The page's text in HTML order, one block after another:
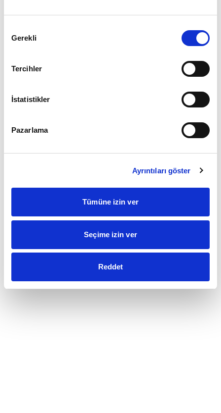
Seçimi
Gerekli
Tercihler
İstatistikler
Pazarlama
Ayrıntıları göster
Tümüne izin ver
Seçime izin ver
Reddet